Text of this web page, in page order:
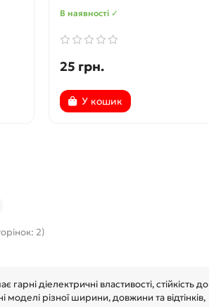
В наявності ✓
25 грн.
У кошик
2)
діелектричні властивості, стійкість до
різної ширини, довжини та відтінків,